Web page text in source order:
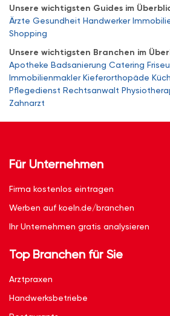
Unsere wichtigsten Guides im
Ärzte Gesundheit Handwerker
Shopping
Unsere wichtigsten Branchen im
Apotheke Badsanierung Catering
Immobilienmakler Kieferorthopäde
Pflegedienst Rechtsanwalt
Zahnarzt
Für Unternehmen
Firma kostenlos eintragen
Werben auf koeln.de/branchen
Ihr Unternehmen gratis analysieren
Top Branchen für Sie
Arztpraxen
Handwerksbetriebe